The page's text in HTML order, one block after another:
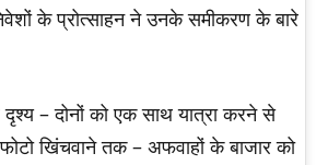
के प्रोत्साहन ने उनके समीकरण के बारे
दृश्य – दोनों को एक साथ यात्रा करने से
खिंचवाने तक – अफवाहों के बाजार को